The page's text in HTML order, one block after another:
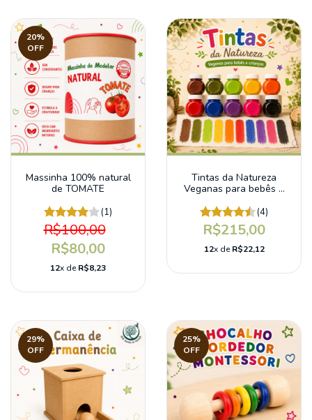
20%
OFF
Massinha 100% natural
de TOMATE
(1)
R$100,00
R$80,00
12x deR$8,23
Tintas da Natureza
Veganas para bebês e
(4)
R$215,00
12x deR$22,12
29%
OFF
25%
OFF